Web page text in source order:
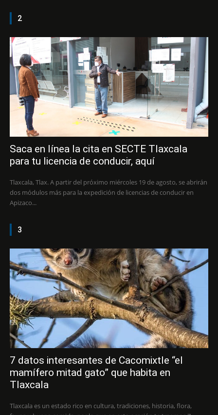
2
Saca en línea la cita en SECTE Tlaxcala
para tu licencia de conducir, aquí
Tlaxcala, Tlax. A partir del próximo miércoles 19 de agosto, se abrirán
dos módulos más para la expedición de licencias de conducir en
Apizaco...
3
7 datos interesantes de Cacomixtle “el
mamífero mitad gato” que habita en
Tlaxcala
Tlaxcala es un estado rico en cultura, tradiciones, historia, flora,